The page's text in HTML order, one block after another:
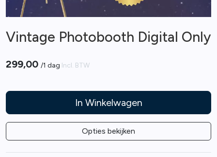
Vintage Photobooth Digital Only
299,00 /1 dag Incl. BTW
In Winkelwagen
Opties bekijken